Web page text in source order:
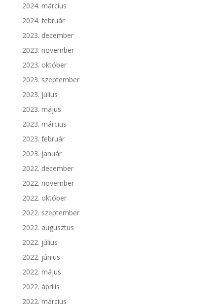
2024. március
2024. február
2023. december
2023. november
2023. október
2023. szeptember
2023. július
2023. május
2023. március
2023. február
2023. január
2022. december
2022. november
2022. október
2022. szeptember
2022. augusztus
2022. július
2022. június
2022. május
2022. április
2022. március